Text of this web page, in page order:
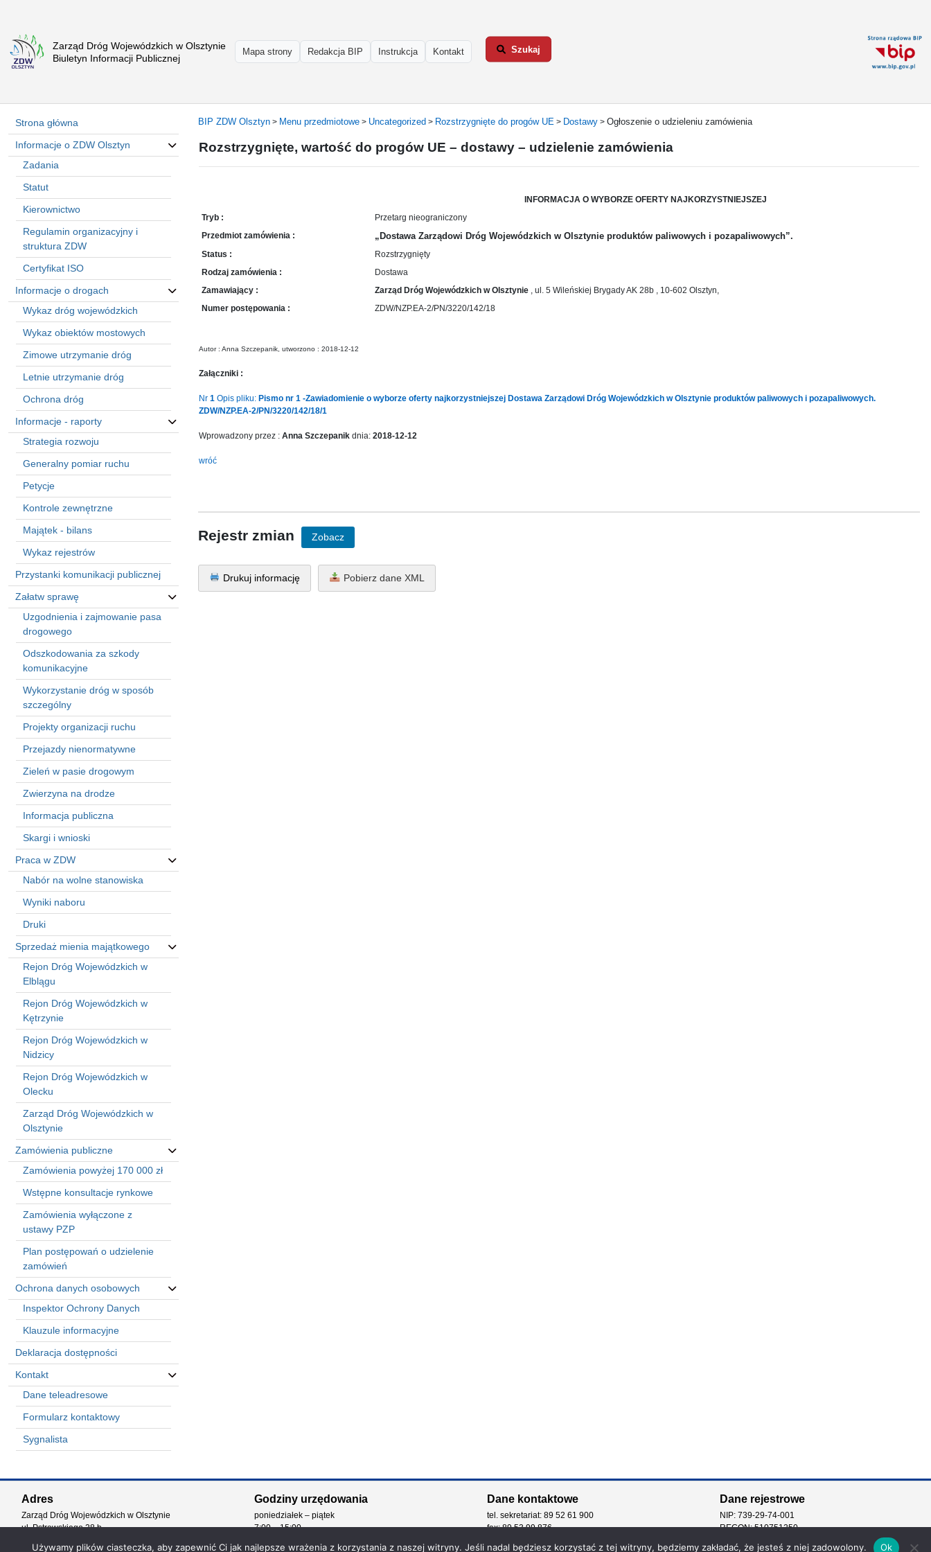
Zarząd Dróg Wojewódzkich w Olsztynie
Biuletyn Informacji Publicznej
Mapa strony Redakcja BIP Instrukcja Kontakt Szukaj
Strona
główna
Olsztyn
Informacje
drogach
Informacje
Przystanki
komunikacji
publicznej
Załatw
sprawę
Praca
w
ZDW
Sprzedaż
mienia
majątkowego
Zamówienia
publiczne
Ochrona
danych
osobowych
Deklaracja
dostępności
Kontakt
Automatically
Hierarchic
Categories
Menu
Version
2.1.0
Author:
Atakan
Docs:
https://atakanau.blogspot.com/2021/01/automatic-
menu-
wp-
plugin.html
Active
KANE
(kanewp)
Strona główna
Informacje o ZDW Olsztyn
Zadania
Statut
Kierownictwo
Regulamin organizacyjny i
struktura ZDW
Certyfikat ISO
Informacje o drogach
Wykaz dróg wojewódzkich
Wykaz obiektów mostowych
Zimowe utrzymanie dróg
Letnie utrzymanie dróg
Ochrona dróg
Informacje - raporty
Strategia rozwoju
Generalny pomiar ruchu
Petycje
Kontrole zewnętrzne
Majątek - bilans
Wykaz rejestrów
Przystanki komunikacji publicznej
Załatw sprawę
Uzgodnienia i zajmowanie pasa
drogowego
Odszkodowania za szkody
komunikacyjne
Wykorzystanie dróg w sposób
szczególny
Projekty organizacji ruchu
Przejazdy nienormatywne
Zieleń w pasie drogowym
Zwierzyna na drodze
Informacja publiczna
Skargi i wnioski
Praca w ZDW
Nabór na wolne stanowiska
Wyniki naboru
Druki
Sprzedaż mienia majątkowego
Rejon Dróg Wojewódzkich w
Elblągu
Rejon Dróg Wojewódzkich w
Kętrzynie
Rejon Dróg Wojewódzkich w
Nidzicy
Rejon Dróg Wojewódzkich w
Olecku
Zarząd Dróg Wojewódzkich w
Olsztynie
Zamówienia publiczne
Zamówienia powyżej 170 000 zł
Wstępne konsultacje rynkowe
Zamówienia wyłączone z
ustawy PZP
Plan postępowań o udzielenie
zamówień
Ochrona danych osobowych
Inspektor Ochrony Danych
Klauzule informacyjne
Deklaracja dostępności
Kontakt
Dane teleadresowe
Formularz kontaktowy
Sygnalista
Categories
BIP ZDW Olsztyn > Menu przedmiotowe > Uncategorized > Rozstrzygnięte do progów UE > Dostawy > Ogłoszenie o udzieleniu zamówienia
Rozstrzygnięte, wartość do progów UE – dostawy – udzielenie zamówienia
INFORMACJA O WYBORZE OFERTY NAJKORZYSTNIEJSZEJ
Tryb :
Przetarg nieograniczony
Przedmiot zamówienia :
„Dostawa Zarządowi Dróg Wojewódzkich w Olsztynie produktów paliwowych i pozapaliwowych”.
Status :
Rozstrzygnięty
Rodzaj zamówienia :
Dostawa
Zamawiający :
Zarząd Dróg Wojewódzkich w Olsztynie , ul. 5 Wileńskiej Brygady AK 28b , 10-602 Olsztyn,
Numer postępowania :
ZDW/NZP.EA-2/PN/3220/142/18
Autor : Anna Szczepanik, utworzono : 2018-12-12
Załączniki :
Nr 1 Opis pliku: Pismo nr 1 -Zawiadomienie o wyborze oferty najkorzystniejszej Dostawa Zarządowi Dróg Wojewódzkich w Olsztynie produktów paliwowych i pozapaliwowych.
ZDW/NZP.EA-2/PN/3220/142/18/1
Wprowadzony przez : Anna Szczepanik dnia: 2018-12-12
wróć
Rejestr zmian Zobacz
Drukuj informację Pobierz dane XML
Adres
Zarząd Dróg Wojewódzkich w Olsztynie
ul. Pstrowskiego 28 b
Godziny urzędowania
poniedziałek – piątek
7:00 – 15:00
Dane kontaktowe
tel. sekretariat: 89 52 61 900
fax: 89 53 99 876
Dane rejestrowe
NIP: 739-29-74-001
REGON: 510751250
Używamy plików ciasteczka, aby zapewnić Ci jak najlepsze wrażenia z korzystania z naszej witryny. Jeśli nadal będziesz korzystać z tej witryny, będziemy zakładać, że jesteś z niej zadowolony. Ok